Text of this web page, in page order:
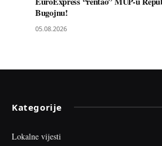
Bugojnu!
05.08.2026
Kategorije
Lokalne vijesti